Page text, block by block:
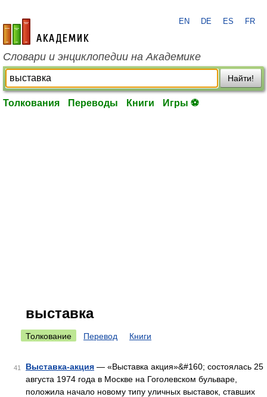
academic.ru
EN DE ES FR
Словари и энциклопедии на Академике
Найти!
Толкования Переводы Книги Игры ⚽
выставка
Толкование Перевод Книги
41 Выставка-акция — «Выставка акция»&#160; состоялась 25
августа 1974 года в Москве на Гоголевском бульваре,
положила начало новому типу уличных выставок, ставших